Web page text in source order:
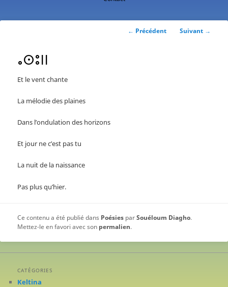
Navigation
← Précédent Suivant →
ⴰⵙⵓⵏⵏ
Et le vent chante
La mélodie des plaines
Dans l’ondulation des horizons
Et jour ne c’est pas tu
La nuit de la naissance
Pas plus qu’hier.
Ce contenu a été publié dans Poésies parSouéloum Diagho.
Mettez-le en favori avec son permalien.
CATÉGORIES
Keltina